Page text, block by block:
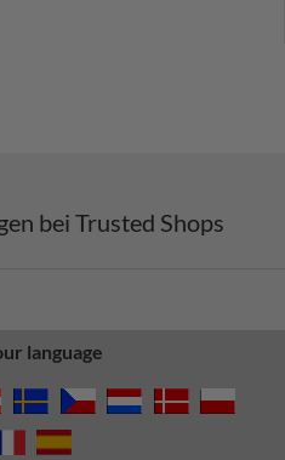
bei Trusted Shops
language